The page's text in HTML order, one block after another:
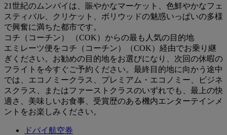
21世紀のムンバイは、賑やかなマーケット、色鮮やかなフェ
スティバル、クリケット、ボリウッドの魅惑いっぱいの多様
で興奮に満ちた都市です。
コチ（コーチン） （COK）からの最も人気の目的地
エミレーツ便をコチ（コーチン）（COK）経由でお乗り継
ぎください。お勧めの目的地をお選びになり、次回の休暇の
フライトを今すぐご予約ください。最終目的地に向かう途中
では、エコノミークラス、プレミアム・エコノミー、ビジネ
スクラス、またはファーストクラスのいずれでも、最上の快
適さ、美味しいお食事、受賞歴のある機内エンターテインメ
ントをお楽しみください。
ドバイ航空券